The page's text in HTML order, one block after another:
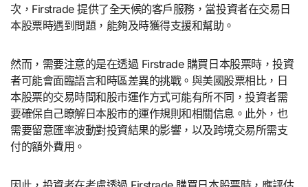
次，Firstrade 提供了全天候的客戶服務，當投資者在交易日
本股票時遇到問題，能夠及時獲得支援和幫助。
然而，需要注意的是在透過 Firstrade 購買日本股票時，投資
者可能會面臨語言和時區差異的挑戰。與美國股票相比，日
本股票的交易時間和股市運作方式可能有所不同，投資者需
要確保自己瞭解日本股市的運作規則和相關信息。此外，也
需要留意匯率波動對投資結果的影響，以及跨境交易所需支
付的額外費用。